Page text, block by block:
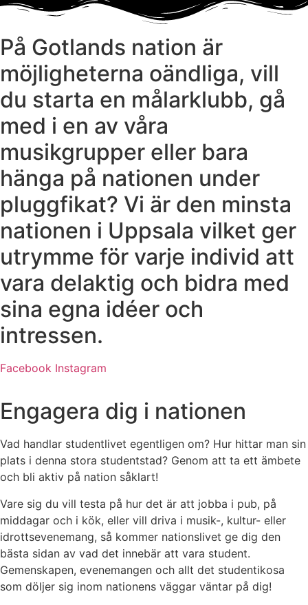
På Gotlands nation är
möjligheterna oändliga, vill
du starta en målarklubb, gå
med i en av våra
musikgrupper eller bara
hänga på nationen under
pluggfikat? Vi är den minsta
nationen i Uppsala vilket ger
utrymme för varje individ att
vara delaktig och bidra med
sina egna idéer och
intressen.
Facebook Instagram
Engagera dig i nationen
Vad handlar studentlivet egentligen om? Hur hittar man sin
plats i denna stora studentstad? Genom att ta ett ämbete
och bli aktiv på nation såklart!
Vare sig du vill testa på hur det är att jobba i pub, på
middagar och i kök, eller vill driva i musik-, kultur- eller
idrottsevenemang, så kommer nationslivet ge dig den
bästa sidan av vad det innebär att vara student.
Gemenskapen, evenemangen och allt det studentikosa
som döljer sig inom nationens väggar väntar på dig!